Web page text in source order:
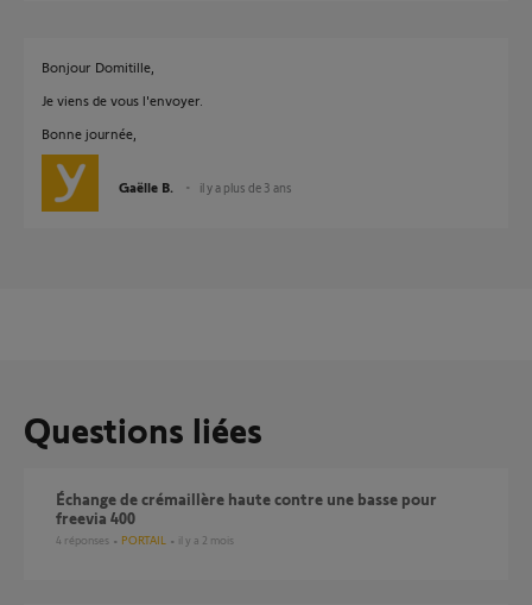
Bonjour Domitille,
Je viens de vous l'envoyer.
Bonne journée,
Gaëlle B. il y a plus de 3 ans
Questions liées
Échange de crémaillère haute contre une basse pour
freevia 400
4 réponses PORTAIL il y a 2 mois